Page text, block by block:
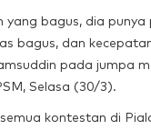
yang bagus, dia punya
bagus, dan
pada jumpa
Selasa (30/3).
kontestan di